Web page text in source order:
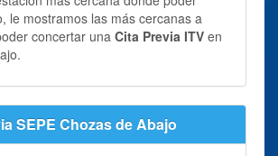
le mostramos las más cercanas a
concertar una Cita Previa ITV en
SEPE Chozas de Abajo